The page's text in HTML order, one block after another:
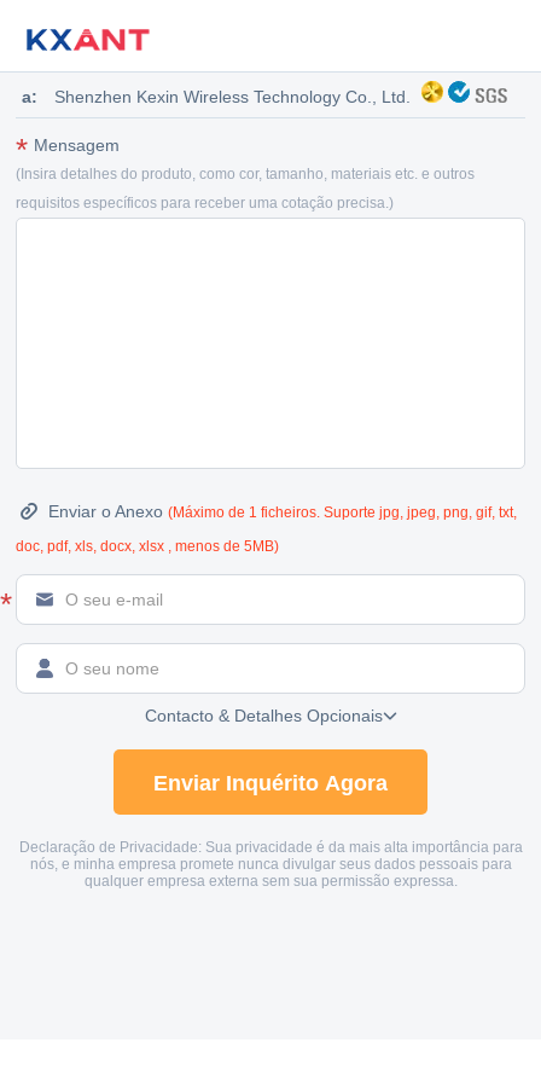
a: Shenzhen Kexin Wireless Technology Co., Ltd.
* Mensagem
(Insira detalhes do produto, como cor, tamanho, materiais etc. e outros
requisitos específicos para receber uma cotação precisa.)
 Enviar o Anexo(Máximo de 1 ficheiros. Suporte jpg, jpeg, png, gif, txt,
doc, pdf, xls, docx, xlsx , menos de 5MB)
* 

Contacto & Detalhes Opcionais
Declaração de Privacidade: Sua privacidade é da mais alta importância para
nós, e minha empresa promete nunca divulgar seus dados pessoais para
qualquer empresa externa sem sua permissão expressa.